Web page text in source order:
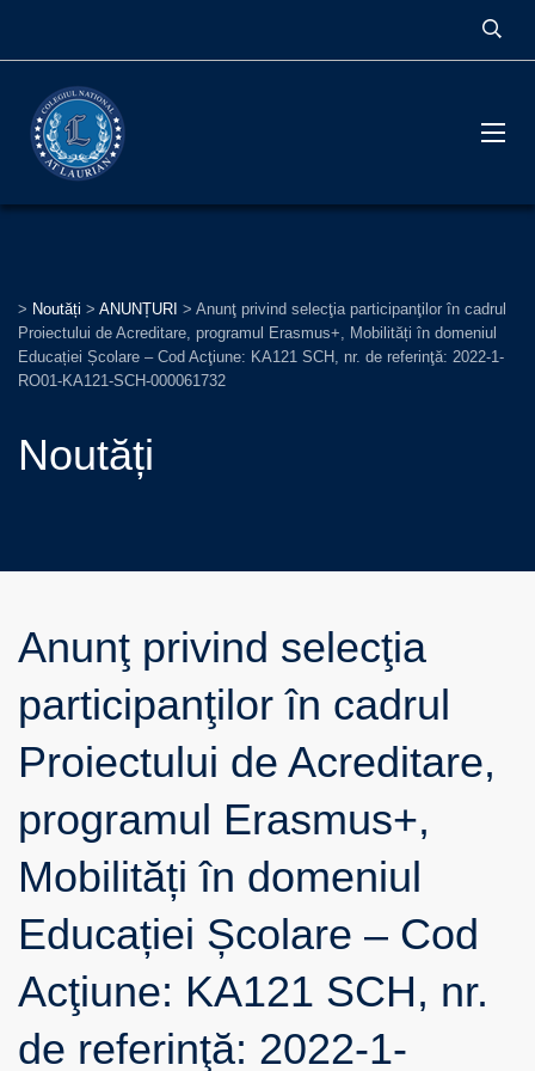
> Noutăți > ANUNȚURI > Anunţ privind selecţia participanţilor în cadrul
Proiectului de Acreditare, programul Erasmus+, Mobilități în domeniul
Educației Școlare – Cod Acţiune: KA121 SCH, nr. de referinţă: 2022-1-
RO01-KA121-SCH-000061732
Noutăți
Anunţ privind selecţia
participanţilor în cadrul
Proiectului de Acreditare,
programul Erasmus+,
Mobilități în domeniul
Educației Școlare – Cod
Acţiune: KA121 SCH, nr.
de referinţă: 2022-1-